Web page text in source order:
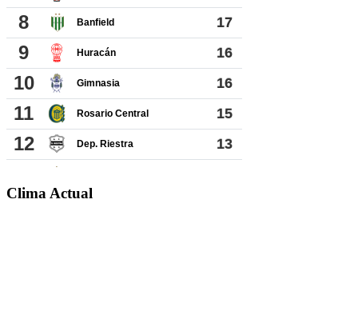
Clima Actual